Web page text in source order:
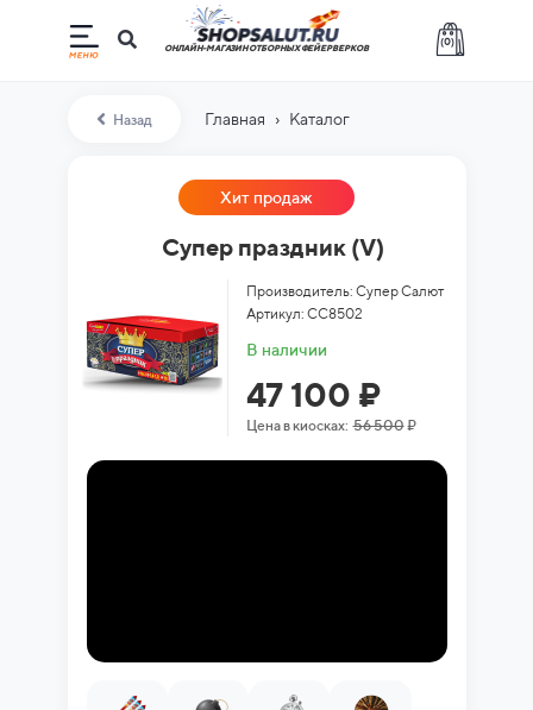
(0)
ОНЛАЙН-МАГАЗИН ОТБОРНЫХ ФЕЙЕРВЕРКОВ
Назад Главная › Каталог
Хит продаж
Супер праздник (V)
Производитель: Супер Салют
Артикул: СС8502
В наличии
47 100 ₽
Цена в киосках:56 500₽